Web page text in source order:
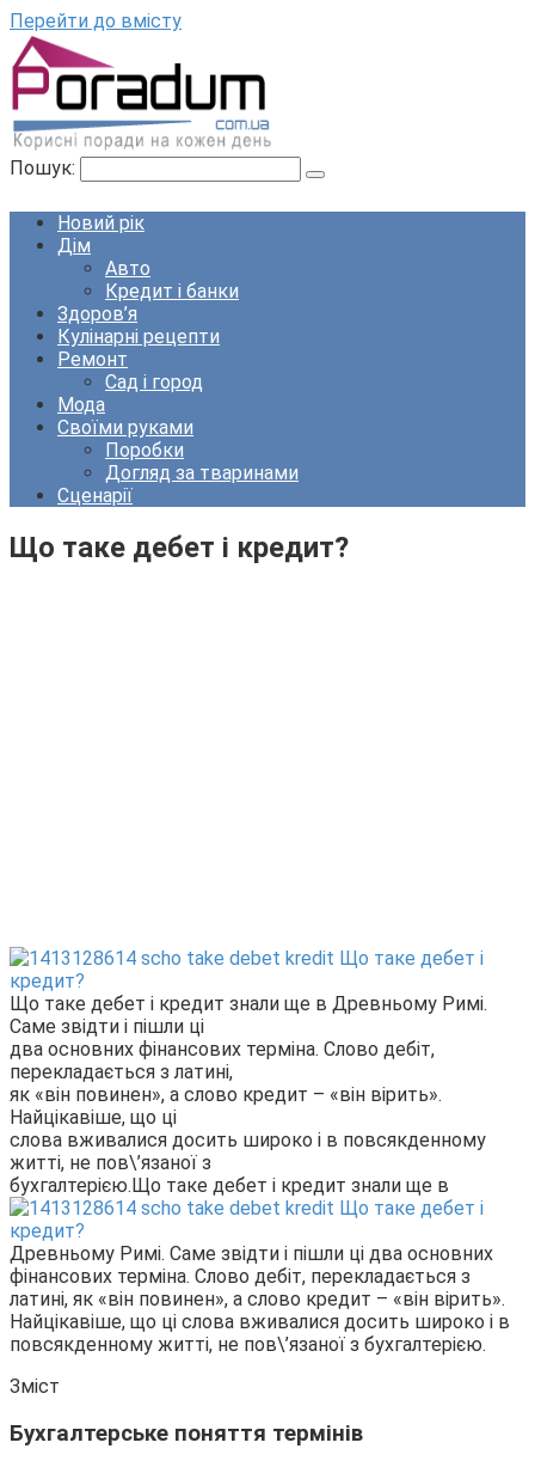
Перейти до вмісту
Пошук:
Новий рік
Дім
Авто
Кредит і банки
Здоров’я
Кулінарні рецепти
Ремонт
Сад і город
Мода
Своїми руками
Поробки
Догляд за тваринами
Сценарії
Що таке дебет і кредит?
Що таке дебет і кредит знали ще в Древньому Римі.
Саме звідти і пішли ці
два основних фінансових терміна. Слово дебіт,
перекладається з латині,
як «він повинен», а слово кредит – «він вірить».
Найцікавіше, що ці
слова вживалися досить широко і в повсякденному
житті, не пов\’язаної з
бухгалтерією.Що таке дебет і кредит знали ще в
Древньому Римі. Саме звідти і пішли ці два основних
фінансових терміна. Слово дебіт, перекладається з
латині, як «він повинен», а слово кредит – «він вірить».
Найцікавіше, що ці слова вживалися досить широко і в
повсякденному житті, не пов\’язаної з бухгалтерією.
Зміст
Бухгалтерське поняття термінів